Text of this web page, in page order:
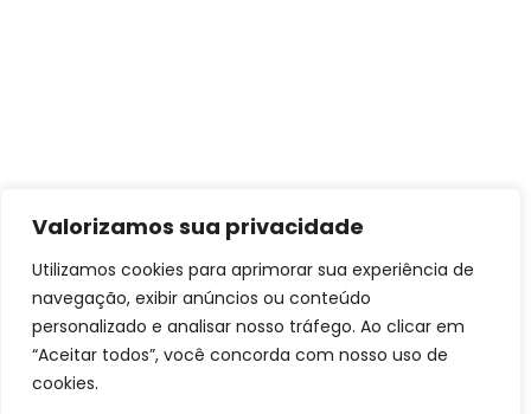
Valorizamos sua privacidade
Utilizamos cookies para aprimorar sua experiência de
navegação, exibir anúncios ou conteúdo
personalizado e analisar nosso tráfego. Ao clicar em
“Aceitar todos”, você concorda com nosso uso de
cookies.